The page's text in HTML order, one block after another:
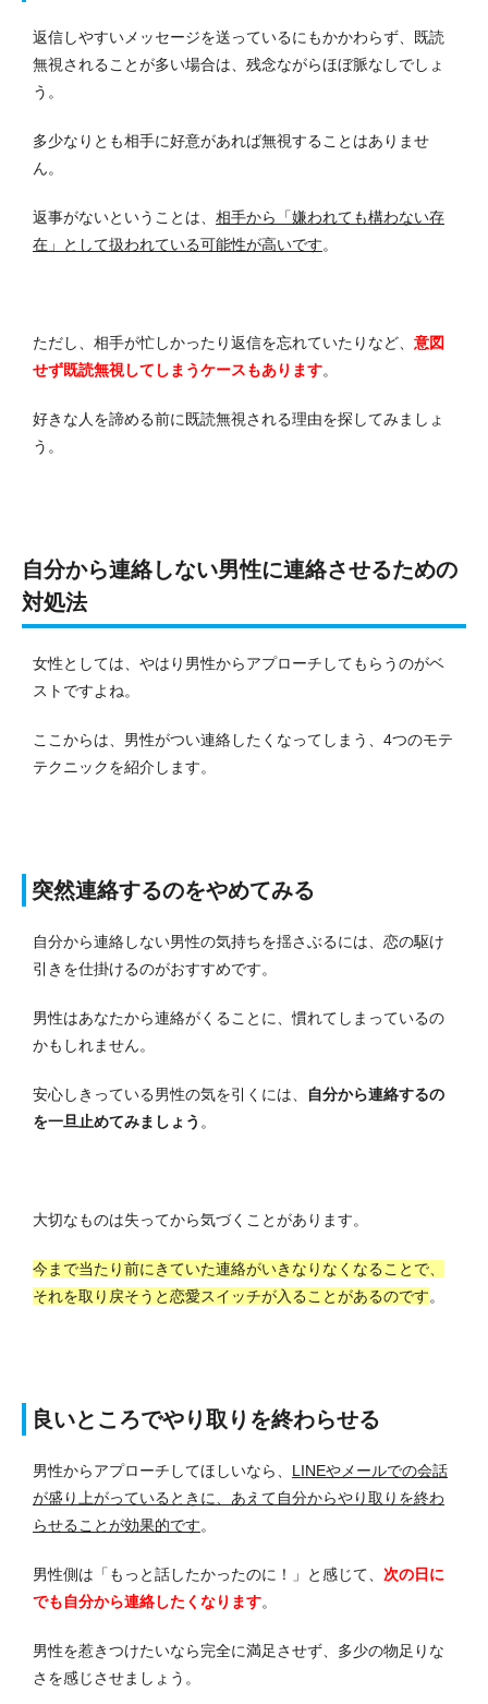
返信しやすいメッセージを送っているにもかかわらず、既読
無視されることが多い場合は、残念ながらほぼ脈なしでしょ
う。
多少なりとも相手に好意があれば無視することはありませ
ん。
返事がないということは、 相手から「嫌われても構わない存
在」として扱われている可能性が高いです。
ただし、相手が忙しかったり返信を忘れていたりなど、 意図
せず既読無視してしまうケースもあります。
好きな人を諦める前に既読無視される理由を探してみましょ
う。
自分から連絡しない男性に連絡させるための
対処法
女性としては、やはり男性からアプローチしてもらうのがベ
ストですよね。
ここからは、男性がつい連絡したくなってしまう、4つのモテ
テクニックを紹介します。
突然連絡するのをやめてみる
自分から連絡しない男性の気持ちを揺さぶるには、恋の駆け
引きを仕掛けるのがおすすめです。
男性はあなたから連絡がくることに、慣れてしまっているの
かもしれません。
安心しきっている男性の気を引くには、
自分から連絡するの
を一旦止めてみましょう 。
大切なものは失ってから気づくことがあります。
今まで当たり前にきていた連絡がいきなりなくなることで、
それを取り戻そうと恋愛スイッチが入ることがあるのです。
良いところでやり取りを終わらせる
男性からアプローチしてほしいなら、 LINEやメールでの会話
が盛り上がっているときに、あえて自分からやり取りを終わ
らせることが効果的です。
男性側は「もっと話したかったのに！」と感じて、 次の日に
でも自分から連絡したくなります。
男性を惹きつけたいなら完全に満足させず、多少の物足りな
さを感じさせましょう。